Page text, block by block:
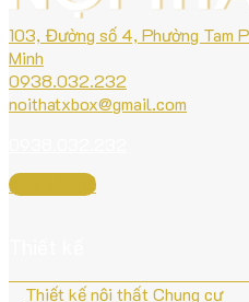
103, Đường số 4, Phường Tam
Minh
0938.032.232
noithatxbox@gmail.com
Xem bản đồ
Thiết kế nội thất Chung cư